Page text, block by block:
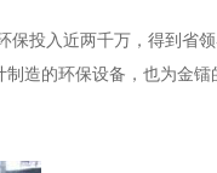
保投入近两千万，得到省
造的环保设备，也为金镭